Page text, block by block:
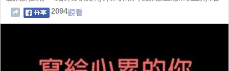
他！
2094觀看